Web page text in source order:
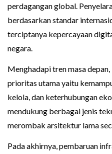
perdagangan global.
berdasarkan standar
terciptanya kepercayaan
negara.
Menghadapi tren masa
prioritas utama yaitu
kelola, dan keterhubungan
mendukung berbagai jenis
merombak arsitektur lama
Pada akhirnya, pembaruan